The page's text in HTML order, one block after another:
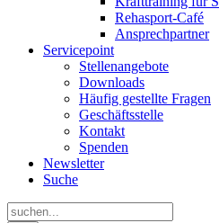
Rehasport-Café
Ansprechpartner
Servicepoint
Stellenangebote
Downloads
Häufig gestellte Fragen
Geschäftsstelle
Kontakt
Spenden
Newsletter
Suche